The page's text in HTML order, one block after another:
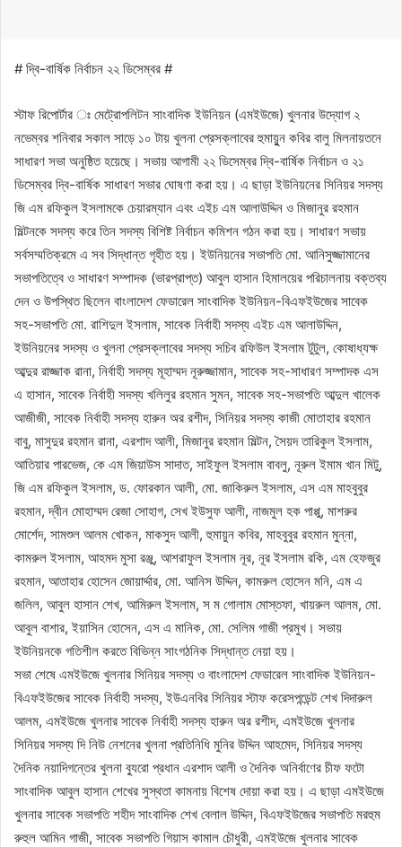
# দ্বি-বার্ষিক নির্বাচন ২২ ডিসেম্বর #
স্টাফ রিপোর্টার ঃ মেট্রোপলিটন সাংবাদিক ইউনিয়ন (এমইউজে) খুলনার উদ্যোগ ২
নভেম্বর শনিবার সকাল সাড়ে ১০ টায় খুলনা প্রেসক্লাবের হুমায়ুুন কবির বালু মিলনায়তনে
সাধারণ সভা অনুষ্ঠিত হয়েছে। সভায় আগামী ২২ ডিসেম্বর দ্বি-বার্ষিক নির্বাচন ও ২১
ডিসেম্বর দ্বি-বার্ষিক সাধারণ সভার ঘোষণা করা হয়। এ ছাড়া ইউনিয়নের সিনিয়র সদস্য
জি এম রফিকুল ইসলামকে চেয়ারম্যান এবং এইচ এম আলাউদ্দিন ও মিজানুর রহমান
মিল্টনকে সদস্য করে তিন সদস্য বিশিষ্ট নির্বাচন কমিশন গঠন করা হয়। সাধারণ সভায়
সর্বসম্মতিক্রমে এ সব সিদ্ধান্ত গৃহীত হয়। ইউনিয়নের সভাপতি মো. আনিসুজ্জামানের
সভাপতিত্বে ও সাধারণ সম্পাদক (ভারপ্রাপ্ত) আবুল হাসান হিমালয়ের পরিচালনায় বক্তব্য
দেন ও উপস্থিত ছিলেন বাংলাদেশ ফেডারেল সাংবাদিক ইউনিয়ন-বিএফইউজের সাবেক
সহ-সভাপতি মো. রাশিদুল ইসলাম, সাবেক নির্বাহী সদস্য এইচ এম আলাউদ্দিন,
ইউনিয়নের সদস্য ও খুলনা প্রেসক্লাবের সদস্য সচিব রফিউল ইসলাম টুটুল, কোষাধ্যক্ষ
আব্দুর রাজ্জাক রানা, নির্বাহী সদস্য মূহাম্মদ নূরুজ্জামান, সাবেক সহ-সাধারণ সম্পাদক এস
এ হাসান, সাবেক নির্বাহী সদস্য খলিলুর রহমান সুমন, সাবেক সহ-সভাপতি আব্দুল খালেক
আজীজী, সাবেক নির্বাহী সদস্য হারুন অর রশীদ, সিনিয়র সদস্য কাজী মোতাহার রহমান
বাবু, মাসুদুর রহমান রানা, এরশাদ আলী, মিজানুর রহমান মিল্টন, সৈয়দ তারিকুল ইসলাম,
আতিয়ার পারভেজ, কে এম জিয়াউস সাদাত, সাইফুল ইসলাম বাবলু, নূরুল ইমাম খান মিটু,
জি এম রফিকুল ইসলাম, ড. ফোরকান আলী, মো. জাকিরুল ইসলাম, এস এম মাহবুবুর
রহমান, দ্বীন মোহাম্মদ রেজা সোহাগ, সেখ ইউসুফ আলী, নাজমুল হক পাপ্পু, মাশরুর
মোর্শেদ, সামশুল আলম খোকন, মাকসুদ আলী, হুমায়ুন কবির, মাহবুবুর রহমান মুন্না,
কামরুল ইসলাম, আহমদ মুসা রঞ্জু, আশরাফুল ইসলাম নূর, নূর ইসলাম রকি, এম হেফজুর
রহমান, আতাহার হোসেন জোয়ার্দ্দার, মো. আনিস উদ্দিন, কামরুল হোসেন মনি, এম এ
জলিল, আবুল হাসান শেখ, আমিরুল ইসলাম, স ম গোলাম মোস্তফা, খায়রুল আলম, মো.
আবুল বাশার, ইয়াসিন হোসেন, এস এ মানিক, মো. সেলিম গাজী প্রমুখ। সভায়
ইউনিয়নকে গতিশীল করতে বিভিন্ন সাংগঠনিক সিদ্ধান্ত নেয়া হয়।
সভা শেষে এমইউজে খুলনার সিনিয়র সদস্য ও বাংলাদেশ ফেডারেল সাংবাদিক ইউনিয়ন-
বিএফইউজের সাবেক নির্বাহী সদস্য, ইউএনবির সিনিয়র স্টাফ করেসপন্ডেন্ট শেখ দিদারুল
আলম, এমইউজে খুলনার সাবেক নির্বাহী সদস্য হারুন অর রশীদ, এমইউজে খুলনার
সিনিয়র সদস্য দি নিউ নেশনের খুলনা প্রতিনিধি মুনির উদ্দিন আহমেদ, সিনিয়র সদস্য
দৈনিক নয়াদিগন্তের খুলনা ব্যুরো প্রধান এরশাদ আলী ও দৈনিক অনির্বাণের চীফ ফটো
সাংবাদিক আবুল হাসান শেখের সুস্থতা কামনায় বিশেষ দোয়া করা হয়। এ ছাড়া এমইউজে
খুলনার সাবেক সভাপতি শহীদ সাংবাদিক শেখ বেলাল উদ্দিন, বিএফইউজের সভাপতি মরহুম
রুহুল আমিন গাজী, সাবেক সভাপতি গিয়াস কামাল চৌধুরী, এমইউজে খুলনার সাবেক